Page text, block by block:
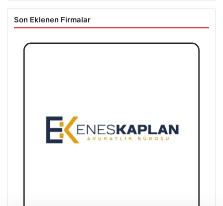
Son Eklenen Firmalar